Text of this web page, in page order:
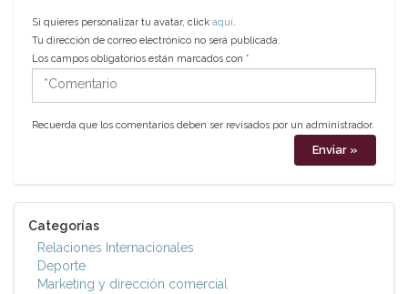
Si quieres personalizar tu avatar, click aquí.
Tu dirección de correo electrónico no será publicada.
Los campos obligatorios están marcados con *
*Comentario
Recuerda que los comentarios deben ser revisados por un administrador.
Categorías
Relaciones Internacionales
Deporte
Marketing y dirección comercial